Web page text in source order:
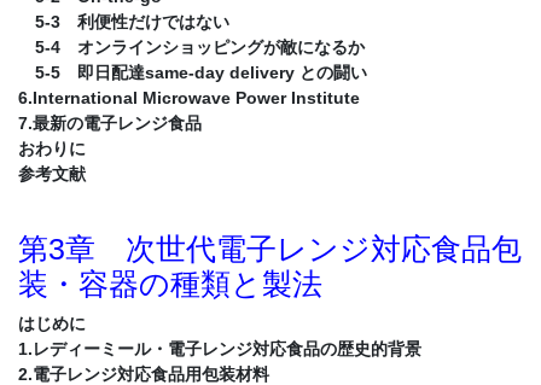
5-3 利便性だけではない
5-4 オンラインショッピングが敵になるか
5-5 即日配達same-day delivery との闘い
6.International Microwave Power Institute
7.最新の電子レンジ食品
おわりに
参考文献
第3章 次世代電子レンジ対応食品包
装・容器の種類と製法
はじめに
1.レディーミール・電子レンジ対応食品の歴史的背景
2.電子レンジ対応食品用包装材料